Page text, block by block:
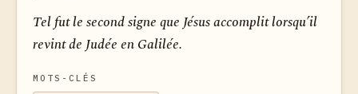
Tel fut le second signe que Jésus accomplit lorsqu’il
revint de Judée en Galilée.
MOTS-CLÉS